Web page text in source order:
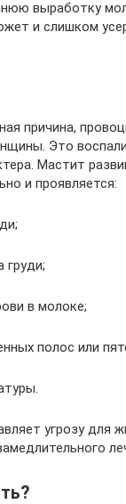
выработку
и слишком
причина,
Это
Мастит
и проявляется:
груди;
в молоке;
полос или
угрозу для